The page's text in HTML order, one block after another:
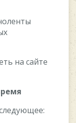
на сайте